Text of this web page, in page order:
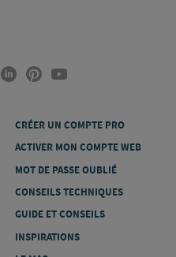
CRÉER UN COMPTE PRO
ACTIVER MON COMPTE WEB
MOT DE PASSE OUBLIÉ
CONSEILS TECHNIQUES
GUIDE ET CONSEILS
INSPIRATIONS